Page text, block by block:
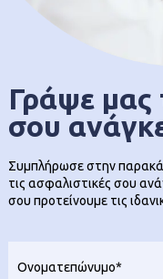
Γράψε μας
σου
Συμπλήρωσε στην
τις ασφαλιστικές σου
σου προτείνουμε τις